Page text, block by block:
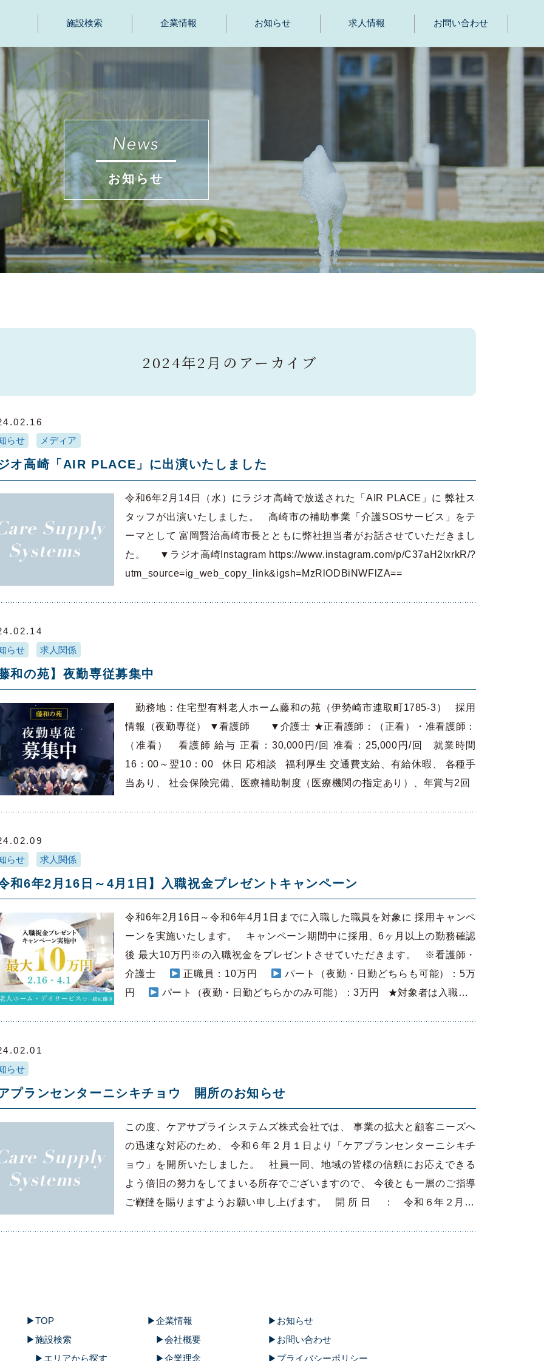
施設検索 企業情報 お知らせ 求人情報 お問い合わせ
お知らせ
2024年2月のアーカイブ
令和6年2月14日（水）にラジオ高崎で放送された「AIR PLACE」に 弊社ス
タッフが出演いたしました。 高崎市の補助事業「介護SOSサービス」をテ
ーマとして 富岡賢治高崎市長とともに弊社担当者がお話させていただきまし
た。 ▼ラジオ高崎Instagram https://www.instagram.com/p/C37aH2lxrkR/?
utm_source=ig_web_copy_link&igsh=MzRlODBiNWFlZA==
らせ
メディア
オ高崎「AIR PLACE」に出演いたしました
勤務地：住宅型有料老人ホーム藤和の苑（伊勢崎市連取町1785-3） 採用
情報（夜勤専従） ▼看護師 ▼介護士 ★正看護師：（正看）・准看護師：
（准看） 看護師 給与 正看：30,000円/回 准看：25,000円/回 就業時間
16：00～翌10：00 休日 応相談 福利厚生 交通費支給、有給休暇、 各種手
当あり、 社会保険完備、医療補助制度（医療機関の指定あり）、年賞与2回
らせ
求人関係
和の苑】夜勤専従募集中
令和6年2月16日～令和6年4月1日までに入職した職員を対象に 採用キャンペ
ーンを実施いたします。 キャンペーン期間中に採用、6ヶ月以上の勤務確認
後 最大10万円※の入職祝金をプレゼントさせていただきます。 ※看護師・
介護士
正職員：10万円
パート（夜勤・日勤どちらも可能）：5万
円
パート（夜勤・日勤どちらかのみ可能）：3万円 ★対象者は入職…
らせ
求人関係
和6年2月16日～4月1日】入職祝金プレゼントキャンペーン
この度、ケアサプライシステムズ株式会社では、 事業の拡大と顧客ニーズへ
の迅速な対応のため、 令和６年２月１日より「ケアプランセンターニシキチ
ョウ」を開所いたしました。 社員一同、地域の皆様の信頼にお応えできる
よう倍旧の努力をしてまいる所存でございますので、 今後とも一層のご指導
ご鞭撻を賜りますようお願い申し上げます。 開 所 日 ： 令和６年２月…
らせ
プランセンターニシキチョウ 開所のお知らせ
TOP
施設検索
エリアから探す
企業情報
会社概要
企業理念
お知らせ
お問い合わせ
プライバシーポリシー